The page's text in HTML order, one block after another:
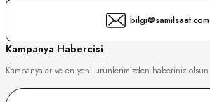
bilgi@samilsaat.com
Kampanya Habercisi
Kampanyalar ve en yeni ürünlerimizden haberiniz olsun